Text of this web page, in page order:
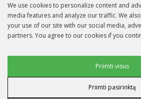
We use cookies to personalize content and
media features and analyze our traffic. We
your use of our site with our social media,
partners. You agree to our cookies if you
Vartotojo duomenų slapukai
Priimti visus
Priimti pasirinktą